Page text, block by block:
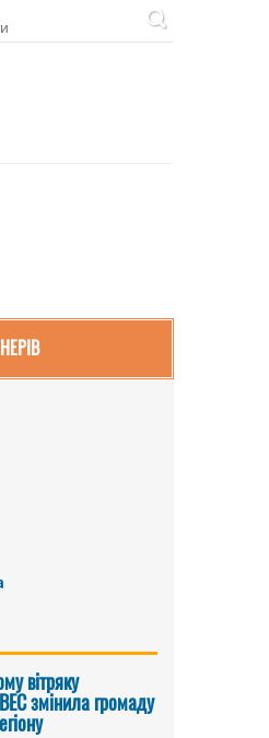
вітряку
змінила громаду